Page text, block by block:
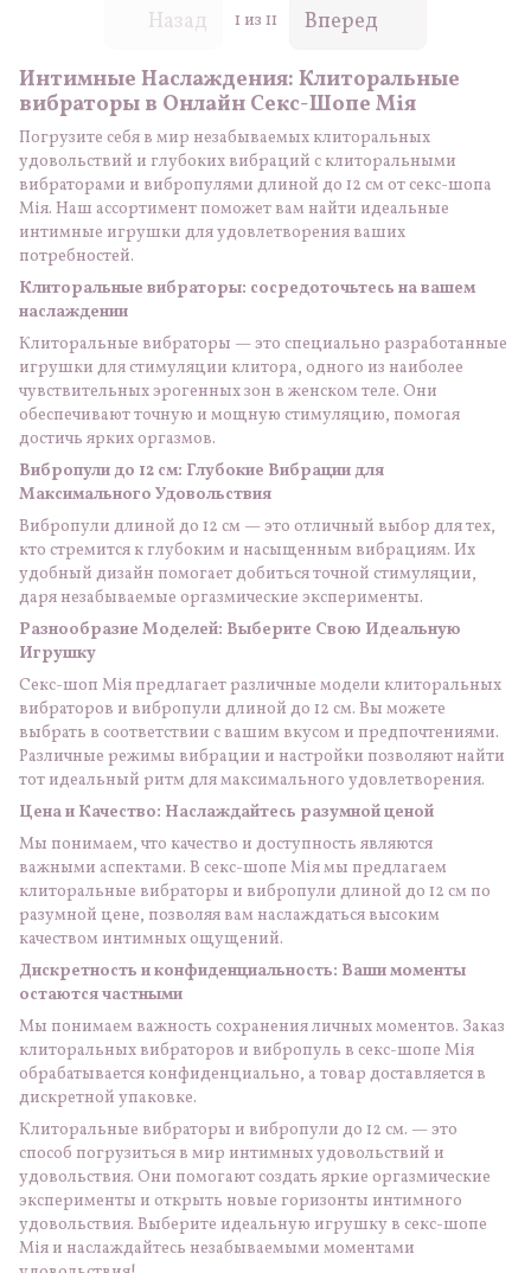
Назад 1 из 11
Вперед
Интимные Наслаждения: Клиторальные
вибраторы в Онлайн Секс-Шопе Мія
Погрузите себя в мир незабываемых клиторальных
удовольствий и глубоких вибраций с клиторальными
вибраторами и вибропулями длиной до 12 см от секс-шопа
Мія. Наш ассортимент поможет вам найти идеальные
интимные игрушки для удовлетворения ваших
потребностей.
Клиторальные вибраторы: сосредоточьтесь на вашем
наслаждении
Клиторальные вибраторы — это специально разработанные
игрушки для стимуляции клитора, одного из наиболее
чувствительных эрогенных зон в женском теле. Они
обеспечивают точную и мощную стимуляцию, помогая
достичь ярких оргазмов.
Вибропули до 12 см: Глубокие Вибрации для
Максимального Удовольствия
Вибропули длиной до 12 см — это отличный выбор для тех,
кто стремится к глубоким и насыщенным вибрациям. Их
удобный дизайн помогает добиться точной стимуляции,
даря незабываемые оргазмические эксперименты.
Разнообразие Моделей: Выберите Свою Идеальную
Игрушку
Секс-шоп Мія предлагает различные модели клиторальных
вибраторов и вибропули длиной до 12 см. Вы можете
выбрать в соответствии с вашим вкусом и предпочтениями.
Различные режимы вибрации и настройки позволяют найти
тот идеальный ритм для максимального удовлетворения.
Цена и Качество: Наслаждайтесь разумной ценой
Мы понимаем, что качество и доступность являются
важными аспектами. В секс-шопе Мія мы предлагаем
клиторальные вибраторы и вибропули длиной до 12 см по
разумной цене, позволяя вам наслаждаться высоким
качеством интимных ощущений.
Дискретность и конфиденциальность: Ваши моменты
остаются частными
Мы понимаем важность сохранения личных моментов. Заказ
клиторальных вибраторов и вибропуль в секс-шопе Мія
обрабатывается конфиденциально, а товар доставляется в
дискретной упаковке.
Клиторальные вибраторы и вибропули до 12 см. — это
способ погрузиться в мир интимных удовольствий и
удовольствия. Они помогают создать яркие оргазмические
эксперименты и открыть новые горизонты интимного
удовольствия. Выберите идеальную игрушку в секс-шопе
Мія и наслаждайтесь незабываемыми моментами